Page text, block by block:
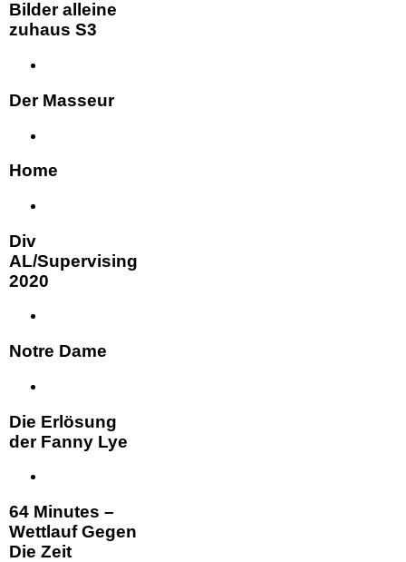
Bilder alleine
zuhaus S3
Der Masseur
Home
Div
AL/Supervising
2020
Notre Dame
Die Erlösung
der Fanny Lye
64 Minutes –
Wettlauf Gegen
Die Zeit